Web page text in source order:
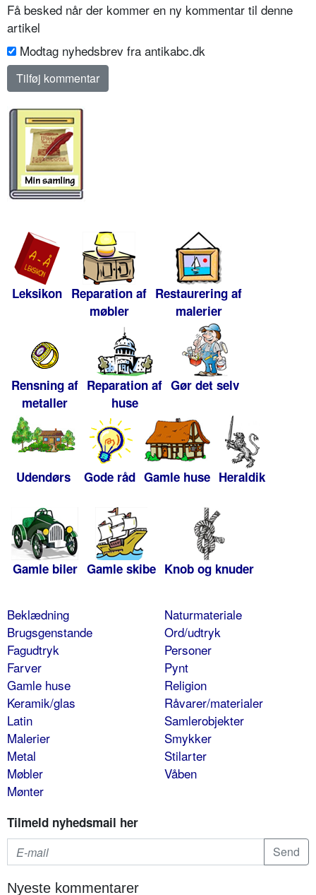
Få besked når der kommer en ny kommentar til denne
artikel
Modtag nyhedsbrev fra antikabc.dk
Leksikon Reparation af
møbler
Restaurering af
malerier
Rensning af
metaller
Reparation af
huse
Gør det selv
Udendørs Gode råd Gamle huse Heraldik
Gamle biler Gamle skibe Knob og knuder
Beklædning
Brugsgenstande
Fagudtryk
Farver
Gamle huse
Keramik/glas
Latin
Malerier
Metal
Møbler
Mønter
Naturmateriale
Ord/udtryk
Personer
Pynt
Religion
Råvarer/materialer
Samlerobjekter
Smykker
Stilarter
Våben
Tilmeld nyhedsmail her
Nyeste kommentarer